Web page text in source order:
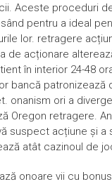
Aceste proceduri
pentru a ideal
lor. retragere
de acționare
în interior 24-48
bancă patronizează
onanism ori a
Oregon retragere.
suspect acțiune și a
atât cazinoul de
onoare vii cu